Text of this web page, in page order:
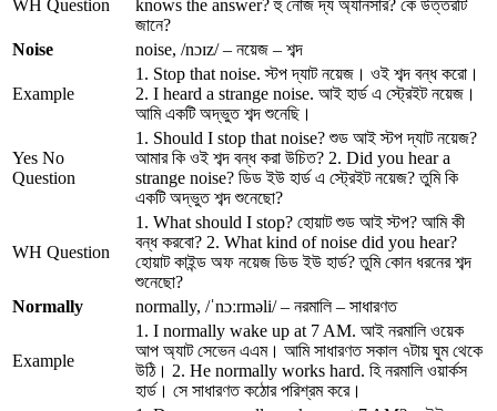
WH Question
knows the answer? হু নোজ দ্য অ্যানসার? কে উত্তরটি
জানে?
Noise
noise, /nɔɪz/ – নয়েজ – শব্দ
Example
1. Stop that noise. স্টপ দ্যাট নয়েজ। ওই শব্দ বন্ধ করো।
2. I heard a strange noise. আই হার্ড এ স্ট্রেইট নয়েজ।
আমি একটি অদ্ভুত শব্দ শুনেছি।
Yes No
Question
1. Should I stop that noise? শুড আই স্টপ দ্যাট নয়েজ?
আমার কি ওই শব্দ বন্ধ করা উচিত? 2. Did you hear a
strange noise? ডিড ইউ হার্ড এ স্ট্রেইট নয়েজ? তুমি কি
একটি অদ্ভুত শব্দ শুনেছো?
WH Question
1. What should I stop? হোয়াট শুড আই স্টপ? আমি কী
বন্ধ করবো? 2. What kind of noise did you hear?
হোয়াট কাইন্ড অফ নয়েজ ডিড ইউ হার্ড? তুমি কোন ধরনের শব্দ
শুনেছো?
Normally
normally, /ˈnɔːrməli/ – নরমালি – সাধারণত
Example
1. I normally wake up at 7 AM. আই নরমালি ওয়েক
আপ অ্যাট সেভেন এএম। আমি সাধারণত সকাল ৭টায় ঘুম থেকে
উঠি। 2. He normally works hard. হি নরমালি ওয়ার্কস
হার্ড। সে সাধারণত কঠোর পরিশ্রম করে।